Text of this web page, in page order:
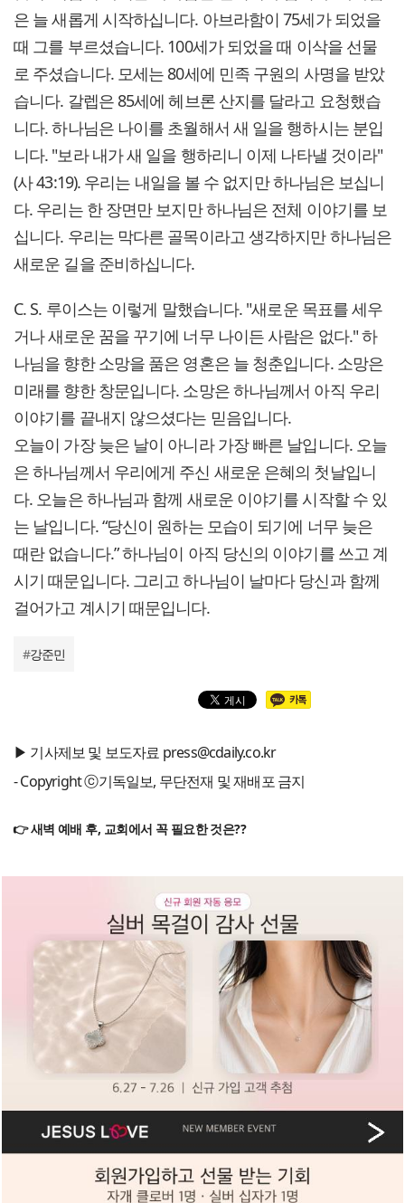
은 늘 새롭게 시작하십니다. 아브라함이 75세가 되었을
때 그를 부르셨습니다. 100세가 되었을 때 이삭을 선물
로 주셨습니다. 모세는 80세에 민족 구원의 사명을 받았
습니다. 갈렙은 85세에 헤브론 산지를 달라고 요청했습
니다. 하나님은 나이를 초월해서 새 일을 행하시는 분입
니다. "보라 내가 새 일을 행하리니 이제 나타낼 것이라"
(사 43:19). 우리는 내일을 볼 수 없지만 하나님은 보십니
다. 우리는 한 장면만 보지만 하나님은 전체 이야기를 보
십니다. 우리는 막다른 골목이라고 생각하지만 하나님은
새로운 길을 준비하십니다.
C. S. 루이스는 이렇게 말했습니다. "새로운 목표를 세우
거나 새로운 꿈을 꾸기에 너무 나이든 사람은 없다." 하
나님을 향한 소망을 품은 영혼은 늘 청춘입니다. 소망은
미래를 향한 창문입니다. 소망은 하나님께서 아직 우리
이야기를 끝내지 않으셨다는 믿음입니다.
오늘이 가장 늦은 날이 아니라 가장 빠른 날입니다. 오늘
은 하나님께서 우리에게 주신 새로운 은혜의 첫날입니
다. 오늘은 하나님과 함께 새로운 이야기를 시작할 수 있
는 날입니다. “당신이 원하는 모습이 되기에 너무 늦은
때란 없습니다.” 하나님이 아직 당신의 이야기를 쓰고 계
시기 때문입니다. 그리고 하나님이 날마다 당신과 함께
걸어가고 계시기 때문입니다.
#강준민
▶ 기사제보 및 보도자료 press@cdaily.co.kr
- Copyright ⓒ기독일보, 무단전재 및 재배포 금지
👉 새벽 예배 후, 교회에서 꼭 필요한 것은??